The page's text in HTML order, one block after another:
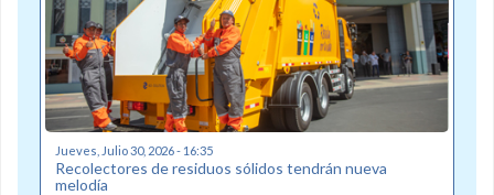
Jueves, Julio 30, 2026 - 16:35
Recolectores de residuos sólidos tendrán nueva
melodía